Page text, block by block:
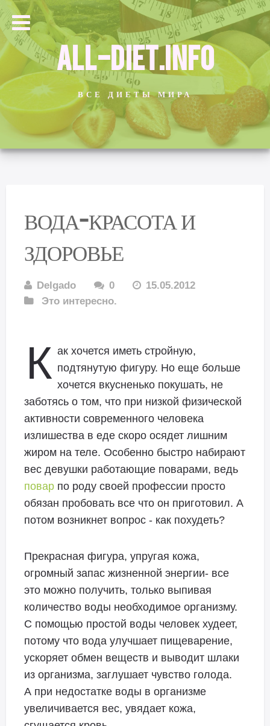
ALL-DIET.INFO
ВСЕ ДИЕТЫ МИРА
ВОДА-КРАСОТА И
ЗДОРОВЬЕ
Delgado 0
15.05.2012
Это интересно.
К ак хочется иметь стройную,
подтянутую фигуру. Но еще больше
хочется вкусненько покушать, не
заботясь о том, что при низкой физической
активности современного человека
излишества в еде скоро осядет лишним
жиром на теле. Особенно быстро набирают
вес девушки работающие поварами, ведь
повар по роду своей профессии просто
обязан пробовать все что он приготовил. А
потом возникнет вопрос - как похудеть?
Прекрасная фигура, упругая кожа,
огромный запас жизненной энергии- все
это можно получить, только выпивая
количество воды необходимое организму.
С помощью простой воды человек худеет,
потому что вода улучшает пищеварение,
ускоряет обмен веществ и выводит шлаки
из организма, заглушает чувство голода.
А при недостатке воды в организме
увеличивается вес, увядает кожа,